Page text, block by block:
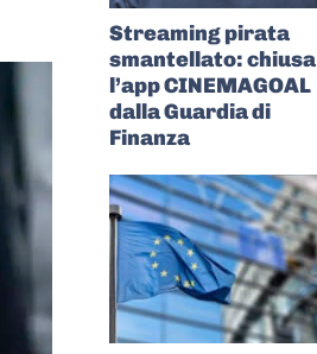
Streaming pirata
smantellato: chiusa
l’app CINEMAGOAL
dalla Guardia di
Finanza